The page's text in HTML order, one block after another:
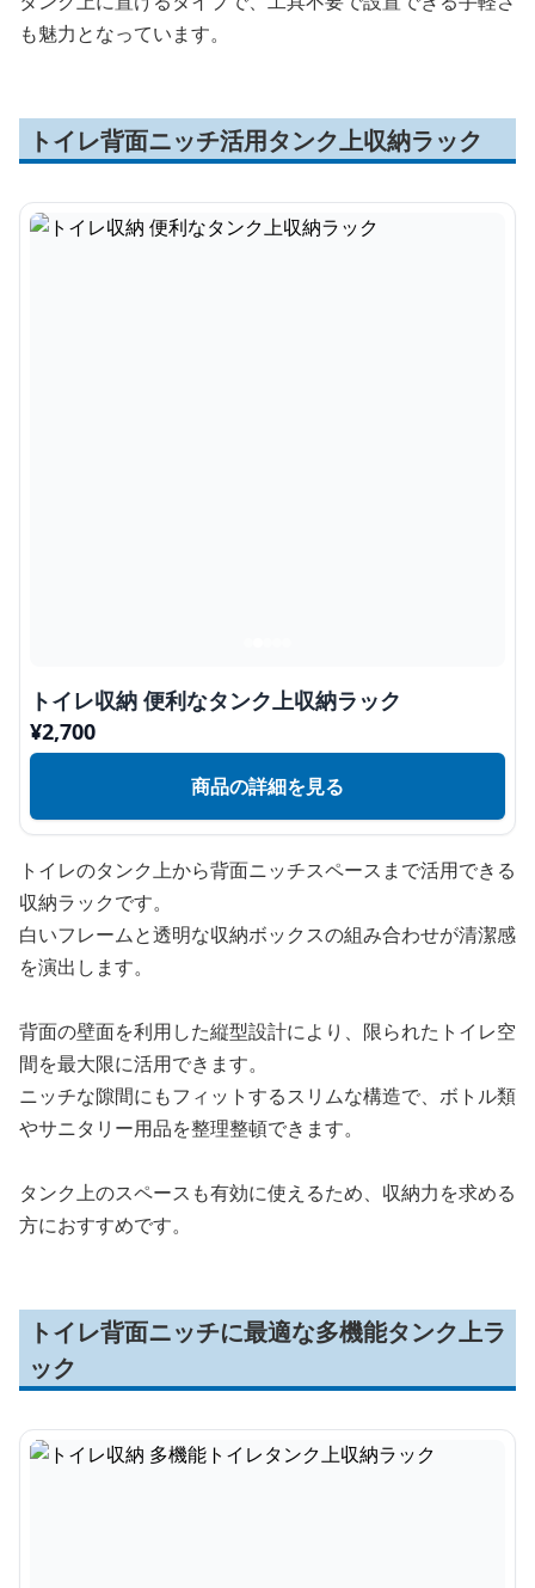
も魅力となっています。
トイレ背面ニッチ活用タンク上収納ラック
トイレ収納 便利なタンク上収納ラック
¥2,700
商品の詳細を見る
トイレのタンク上から背面ニッチスペースまで活用できる
収納ラックです。
白いフレームと透明な収納ボックスの組み合わせが清潔感
を演出します。
背面の壁面を利用した縦型設計により、限られたトイレ空
間を最大限に活用できます。
ニッチな隙間にもフィットするスリムな構造で、ボトル類
やサニタリー用品を整理整頓できます。
タンク上のスペースも有効に使えるため、収納力を求める
方におすすめです。
トイレ背面ニッチに最適な多機能タンク上ラ
ック